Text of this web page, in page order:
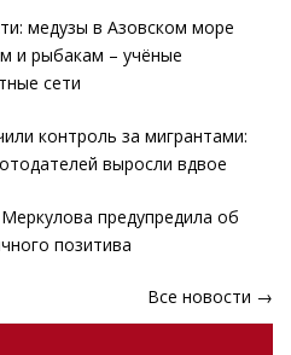
медузы в Азовском море
и рыбакам – учёные
сети
контроль за мигрантами:
выросли вдвое
предупредила об
позитива
Все новости →